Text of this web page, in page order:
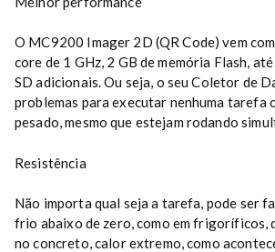
O MC9200 Imager 2D (QR Code) vem
core de 1 GHz, 2 GB de memória Flash,
SD adicionais. Ou seja, o seu Coletor de
problemas para executar nenhuma tarefa
pesado, mesmo que estejam rodando
Resistência
Não importa qual seja a tarefa, pode ser
frio abaixo de zero, como em frigoríficos,
no concreto, calor extremo, como